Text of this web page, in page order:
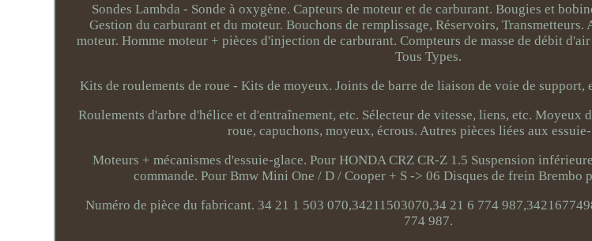
Sondes Lambda - Sonde à oxygène. Capteurs de moteur et de carburant. Bougies et
Gestion du carburant et du moteur. Bouchons de remplissage, Réservoirs,
moteur. Homme moteur + pièces d'injection de carburant. Compteurs de masse de débit
Tous Types.
Kits de roulements de roue - Kits de moyeux. Joints de barre de liaison de voie de support,
Roulements d'arbre d'hélice et d'entraînement, etc. Sélecteur de vitesse, liens, etc. Moyeux
roue, capuchons, moyeux, écrous. Autres pièces liées aux
Moteurs + mécanismes d'essuie-glace. Pour HONDA CRZ CR-Z 1.5 Suspension
commande. Pour Bmw Mini One / D / Cooper + S -> 06 Disques de frein Brembo
Numéro de pièce du fabricant. 34 21 1 503 070,34211503070,34 21 6 774
774 987.